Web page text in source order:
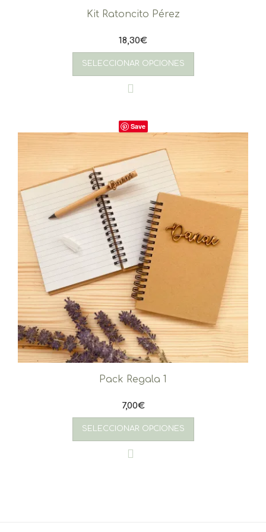
Kit Ratoncito Pérez
18,30€
SELECCIONAR OPCIONES
Save
Pack Regala 1
7,00€
SELECCIONAR OPCIONES